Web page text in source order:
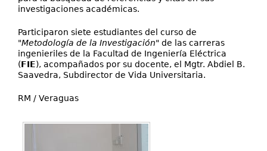
investigaciones académicas.
Participaron siete estudiantes del curso de
"Metodología de la Investigación" de las carreras
ingenieriles de la Facultad de Ingeniería Eléctrica
(FIE), acompañados por su docente, el Mgtr. Abdiel B.
Saavedra, Subdirector de Vida Universitaria.
RM / Veraguas